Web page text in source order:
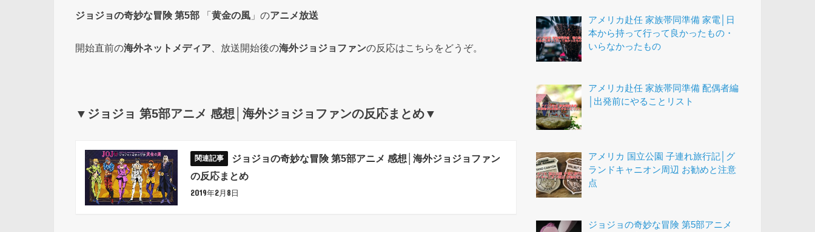
ジョジョの奇妙な冒険 第5部 「黄金の風 」のアニメ放送
開始直前の海外ネットメディア 、放送開始後の海外ジョジョファンの反応はこちらをどうぞ。
▼ジョジョ 第5部アニメ 感想│海外ジョジョファンの反応まとめ▼
ジョジョの奇妙な冒険 第5部アニメ 感想│海外ジョジョファン
の反応まとめ
2019年2月8日
アメリカ赴任 家族帯同準備 家電│日
本から持って行って良かったもの・
いらなかったもの
アメリカ赴任 家族帯同準備 配偶者編
│出発前にやることリスト
アメリカ 国立公園 子連れ旅行記│グ
ランドキャニオン周辺 お勧めと注意
点
ジョジョの奇妙な冒険 第5部アニメ